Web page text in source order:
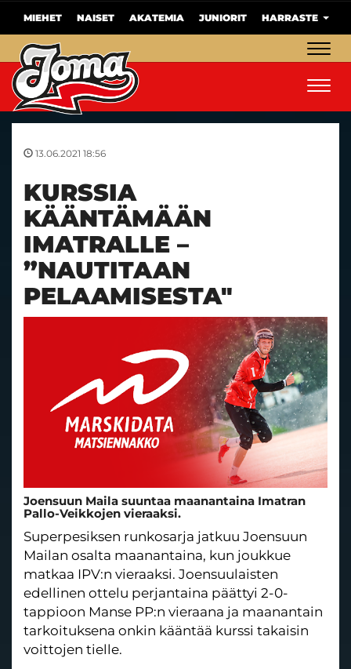
MIEHET NAISET AKATEMIA JUNIORIT HARRASTE
13.06.2021 18:56
KURSSIA
KÄÄNTÄMÄÄN
IMATRALLE –
”NAUTITAAN
PELAAMISESTA"
Joensuun Maila suuntaa maanantaina Imatran
Pallo-Veikkojen vieraaksi.
Superpesiksen runkosarja jatkuu Joensuun
Mailan osalta maanantaina, kun joukkue
matkaa IPV:n vieraaksi. Joensuulaisten
edellinen ottelu perjantaina päättyi 2-0-
tappioon Manse PP:n vieraana ja maanantain
tarkoituksena onkin kääntää kurssi takaisin
voittojen tielle.